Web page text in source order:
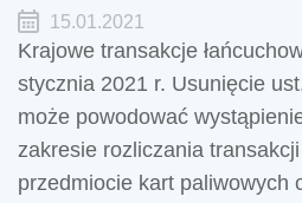
15.01.2021
Krajowe transakcje
stycznia 2021 r. Usunięcie
może powodować
zakresie rozliczania
przedmiocie kart paliwowych